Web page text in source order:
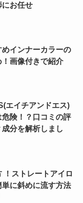
にお任せ
インナーカラーの
！画像付きで紹介
エイチアンドエス)
険！？口コミの評
分を解析しまし
！ストレートアイロ
単に斜めに流す方法